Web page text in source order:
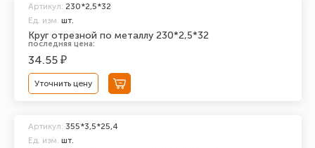
Круг отрезной по металлу 230*2,5*32
Артикул: 230*2,5*32
Ед. изм. шт.
последняя цена:
34.55 ₽
Уточнить цену
Артикул: 355*3,5*25,4
Ед. изм. шт.